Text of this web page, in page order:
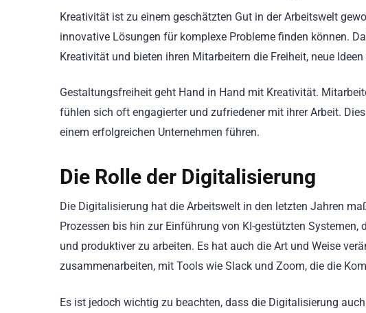
Kreativität ist zu einem geschätzten Gut in der Arbeitswelt
innovative Lösungen für komplexe Probleme finden können.
Kreativität und bieten ihren Mitarbeitern die Freiheit, neue
Gestaltungsfreiheit geht Hand in Hand mit Kreativität.
fühlen sich oft engagierter und zufriedener mit ihrer Arbeit.
einem erfolgreichen Unternehmen führen.
Die Rolle der Digitalisierung
Die Digitalisierung hat die Arbeitswelt in den letzten Jahren
Prozessen bis hin zur Einführung von KI-gestützten
und produktiver zu arbeiten. Es hat auch die Art und Weise
zusammenarbeiten, mit Tools wie Slack und Zoom, die die
Es ist jedoch wichtig zu beachten, dass die Digitalisierung